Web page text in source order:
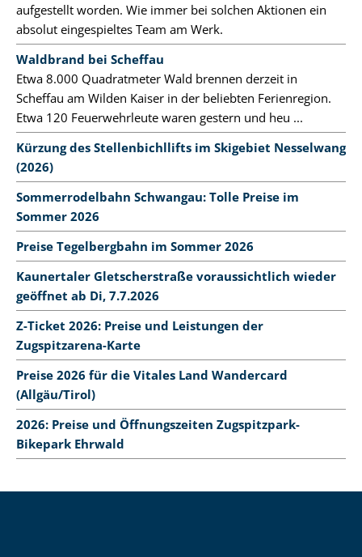
aufgestellt worden. Wie immer bei solchen Aktionen ein
absolut eingespieltes Team am Werk.
Waldbrand bei Scheffau
Etwa 8.000 Quadratmeter Wald brennen derzeit in
Scheffau am Wilden Kaiser in der beliebten Ferienregion.
Etwa 120 Feuerwehrleute waren gestern und heu ...
Kürzung des Stellenbichllifts im Skigebiet Nesselwang
(2026)
Sommerrodelbahn Schwangau: Tolle Preise im
Sommer 2026
Preise Tegelbergbahn im Sommer 2026
Kaunertaler Gletscherstraße voraussichtlich wieder
geöffnet ab Di, 7.7.2026
Z-Ticket 2026: Preise und Leistungen der
Zugspitzarena-Karte
Preise 2026 für die Vitales Land Wandercard
(Allgäu/Tirol)
2026: Preise und Öffnungszeiten Zugspitzpark-
Bikepark Ehrwald